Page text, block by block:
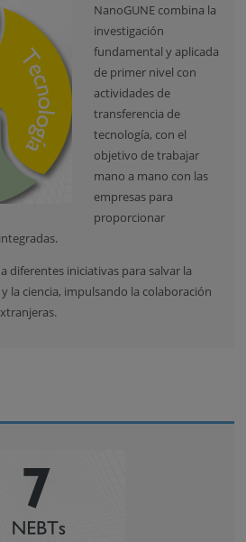
NanoGUNE combina la
investigación
fundamental y aplicada
de primer nivel con
actividades de
transferencia de
tecnología, con el
objetivo de trabajar
mano a mano con las
empresas para
proporcionar
diferentes iniciativas para salvar la
la ciencia, impulsando la colaboración